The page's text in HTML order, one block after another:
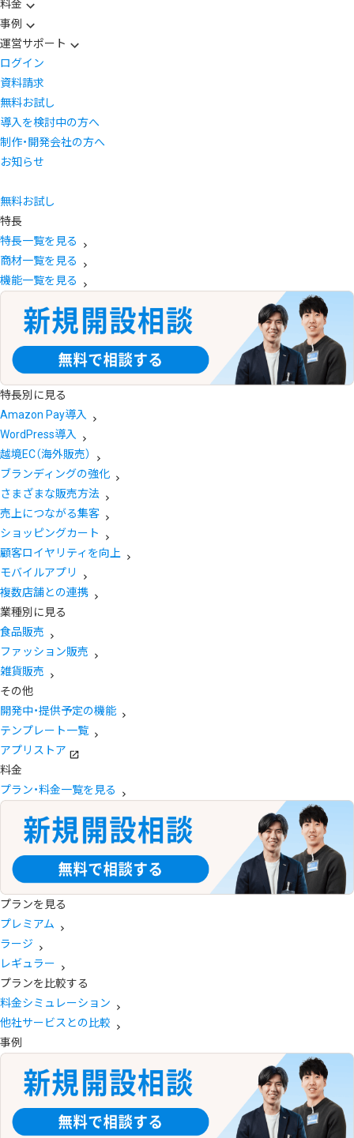
料金
事例
運営サポート
ログイン
資料請求
無料お試し
導入を検討中の方へ
制作・開発会社の方へ
お知らせ
無料お試し
特長
特長一覧を見る
商材一覧を見る
機能一覧を見る
特長別に見る
Amazon Pay導入
WordPress導入
越境EC（海外販売）
ブランディングの強化
さまざまな販売方法
売上につながる集客
ショッピングカート
顧客ロイヤリティを向上
モバイルアプリ
複数店舗との連携
業種別に見る
食品販売
ファッション販売
雑貨販売
その他
開発中・提供予定の機能
テンプレート一覧
アプリストア
料金
プラン・料金一覧を見る
プランを見る
プレミアム
ラージ
レギュラー
プランを比較する
料金シミュレーション
他社サービスとの比較
事例